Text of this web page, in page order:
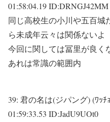
01:58:04.19 ID:DRNGJ42MM
同じ高校生の小川や五百城
ら未成年云々は関係ないよ
今回に関しては冨里が良く
あれは常識の範囲内
39: 君の名は(ジパング) (ﾜｯﾁ
01:59:33.53 ID:JadU9UOt0